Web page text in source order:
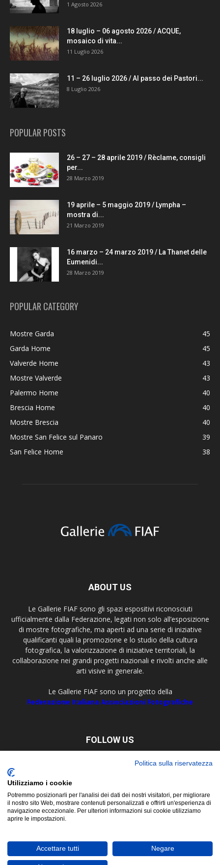
1 Agosto 2026
18 luglio – 06 agosto 2026 / ACQUE,
mosaico di vita...
11 Luglio 2026
11 – 26 luglio 2026 / Al passo dei Pastori...
8 Luglio 2026
POPULAR POSTS
26 – 27 – 28 aprile 2019 / Rèclame, consigli
per...
28 Marzo 2019
19 aprile – 5 maggio 2019 / Lympha –
mostra di...
21 Marzo 2019
16 marzo – 24 marzo 2019 / La Thanet delle
Eumenidi...
28 Marzo 2019
POPULAR CATEGORY
Mostre Garda
45
Garda Home
45
Valverde Home
43
Mostre Valverde
43
Palermo Home
40
Brescia Home
40
Mostre Brescia
40
Mostre San Felice sul Panaro
39
San Felice Home
38
ABOUT US
Le Gallerie FIAF sono gli spazi espositivi riconosciuti
ufficialmente dalla Federazione, legati non solo all’esposizione
di mostre fotografiche, ma aperti ad una serie di iniziative
qualificanti quali la promozione e lo studio della cultura
fotografica, la valorizzazione di iniziative territoriali, la
collaborazione nei grandi progetti nazionali e rivolti anche alle
arti visive in generale.
Le Gallerie FIAF sono un progetto della
Federazione Italiana Associazioni Fotografiche
FOLLOW US
© Copyright 2019 ©FIAF - Federazione Italiana Associazioni
Fotografiche
Politica sulla riservatezza
Utilizziamo i cookie
Potremmo posizionarli per l'analisi dei dati dei nostri visitatori, per migliorare
il nostro sito Web, mostrare contenuti personalizzati e offrirti un'esperienza di
navigazione eccezionale. Per ulteriori informazioni sui cookie utilizziamo
aprire le impostazioni.
Accettare tutti Negare